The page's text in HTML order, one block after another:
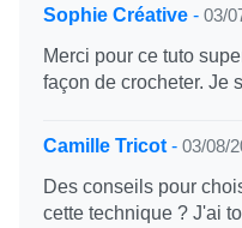
Sophie Créative - 03/
Merci pour ce tuto
façon de crocheter. Je
Camille Tricot - 03/08/
Des conseils pour
cette technique ? J'ai